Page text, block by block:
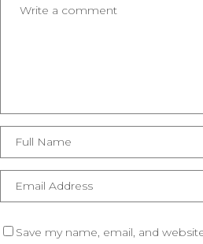
Save my name, email, and